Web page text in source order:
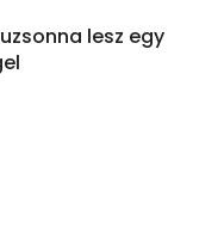
lesz egy